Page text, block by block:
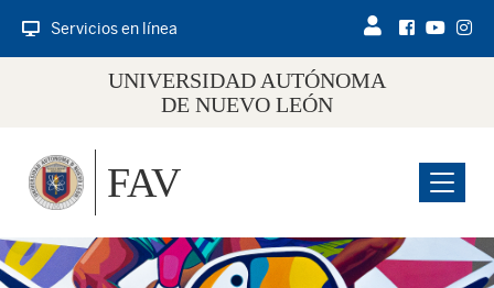
Servicios en línea
UNIVERSIDAD AUTÓNOMA
DE NUEVO LEÓN
Menu
FAV